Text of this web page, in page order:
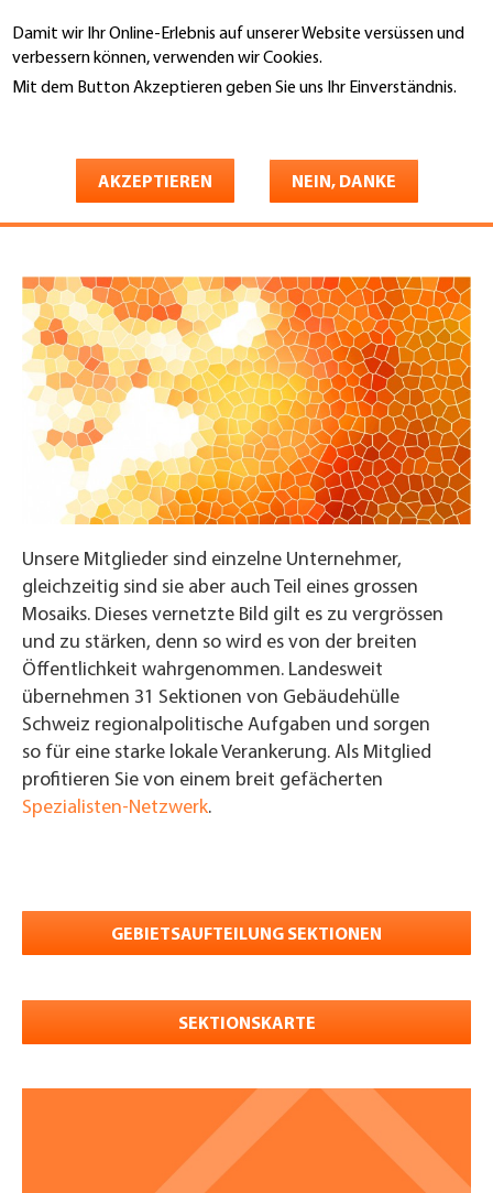
Damit wir Ihr Online-Erlebnis auf unserer Website versüssen und
verbessern können, verwenden wir Cookies.
Mit dem Button Akzeptieren geben Sie uns Ihr Einverständnis.
AKZEPTIEREN NEIN, DANKE
zum
Inhalt
Regional verwurzelt, national
stark
Unsere Mitglieder sind einzelne Unternehmer,
gleichzeitig sind sie aber auch Teil eines grossen
Mosaiks. Dieses vernetzte Bild gilt es zu vergrössen
und zu stärken, denn so wird es von der breiten
Öffentlichkeit wahrgenommen. Landesweit
übernehmen 31 Sektionen von Gebäudehülle
Schweiz regionalpolitische Aufgaben und sorgen
so für eine starke lokale Verankerung. Als Mitglied
profitieren Sie von einem breit gefächerten
Spezialisten-Netzwerk.
GEBIETSAUFTEILUNG SEKTIONEN
SEKTIONSKARTE